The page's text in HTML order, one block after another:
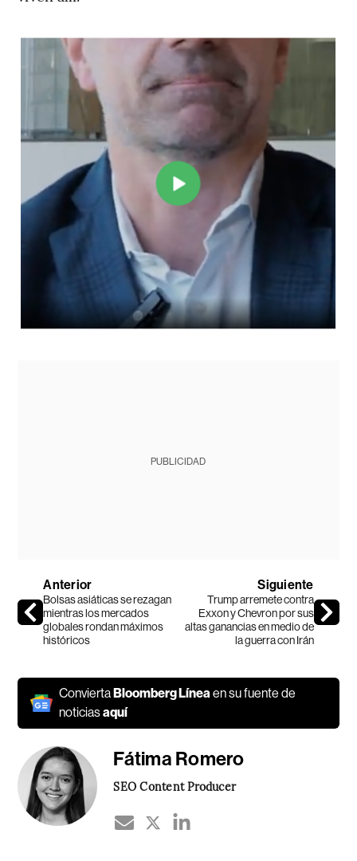
PUBLICIDAD
Anterior
Bolsas asiáticas se rezagan
mientras los mercados
globales rondan máximos
históricos
Siguiente
Trump arremete contra
Exxon y Chevron por sus
altas ganancias en medio de
la guerra con Irán
ConviertaBloomberg Líneaen su fuente de
noticiasaquí
Fátima Romero
SEO Content Producer